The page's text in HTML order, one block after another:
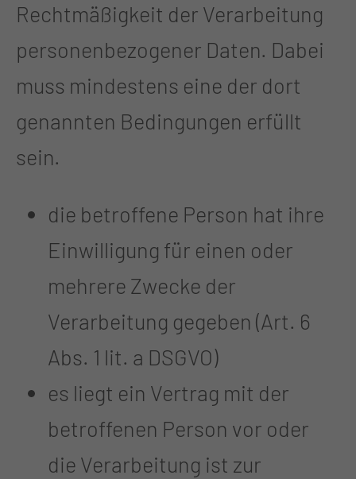
Rechtmäßigkeit der Verarbeitung
personenbezogener Daten. Dabei
muss mindestens eine der dort
genannten Bedingungen erfüllt
sein.
die betroffene Person hat ihre
Einwilligung für einen oder
mehrere Zwecke der
Verarbeitung gegeben (Art. 6
Abs. 1 lit. a DSGVO)
es liegt ein Vertrag mit der
betroffenen Person vor oder
die Verarbeitung ist zur